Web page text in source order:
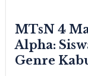
MTsN 4
Alpha:
Genre